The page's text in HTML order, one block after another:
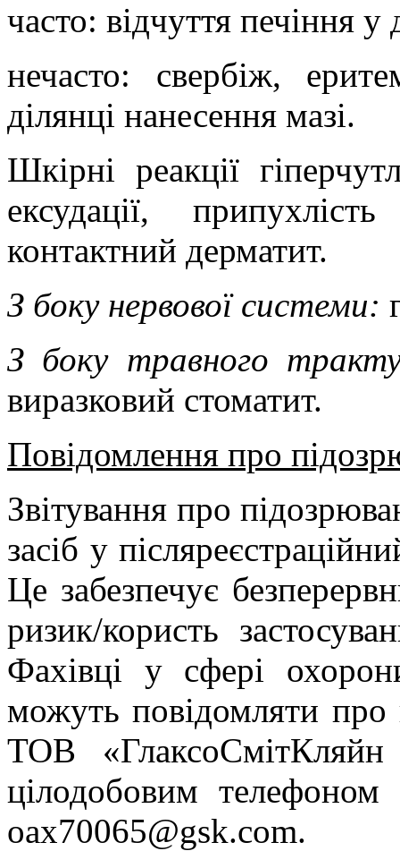
часто: відчуття печіння у
нечасто:
свербіж,
ділянці нанесення мазі.
Шкірні реакції
ексудації,
контактний дерматит.
З боку нервової системи:
З боку травного
виразковий стоматит.
Повідомлення про
Звітування про
засіб у
Це забезпечує
ризик/користь
Фахівці у сфері
можуть повідомляти про
ТОВ «ГлаксоСмітКляйн
цілодобовим
oax70065@gsk.com.